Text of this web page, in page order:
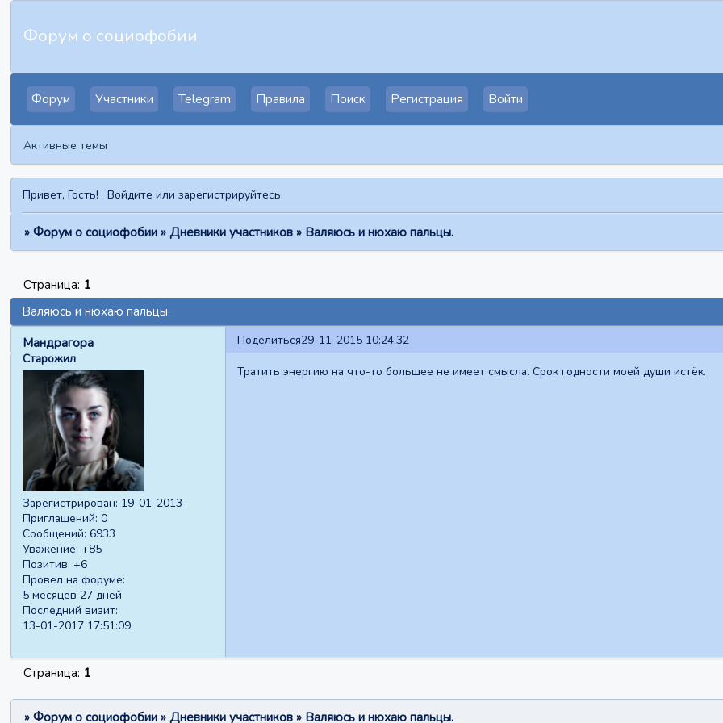
Форум о социофобии
Форум Участники Telegram Правила Поиск Регистрация Войти
Активные темы
Привет, Гость! Войдите илизарегистрируйтесь.
» Форум о социофобии » Дневники участников » Валяюсь и нюхаю пальцы.
Валяюсь и нюхаю пальцы.
Страница: 1
Поделиться29-11-2015 10:24:32
Мандрагора
Старожил
Зарегистрирован: 19-01-2013
Приглашений: 0
Сообщений: 6933
Уважение: +85
Позитив: +6
Провел на форуме:
5 месяцев 27 дней
Последний визит:
13-01-2017 17:51:09
Тратить энергию на что-то большее не имеет смысла. Срок годности моей души истёк.
Страница: 1
» Форум о социофобии » Дневники участников » Валяюсь и нюхаю пальцы.